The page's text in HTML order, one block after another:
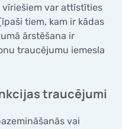
var attīstīties
tiem, kam ir kādas
ārstēšana ir
traucējumu iemesla
traucējumi
vai